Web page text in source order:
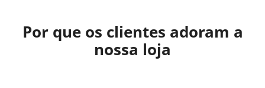
Por que os clientes adoram a
nossa loja